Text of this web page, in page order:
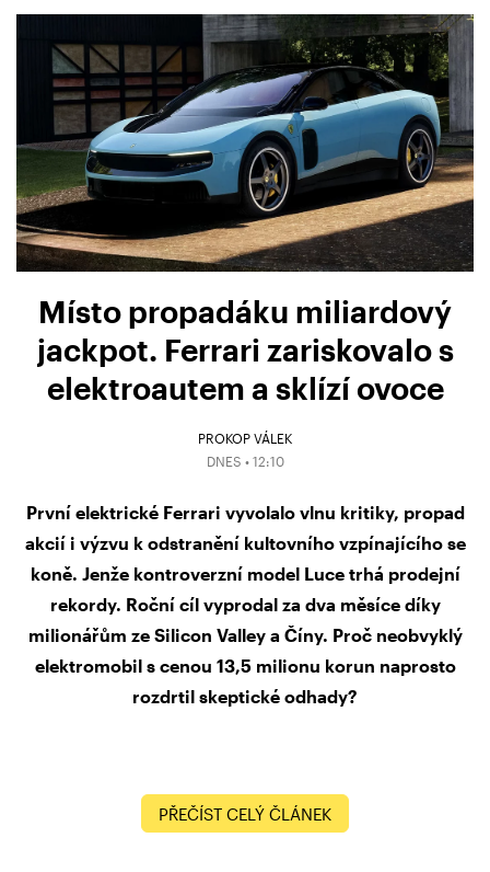
Místo propadáku miliardový
jackpot. Ferrari zariskovalo s
elektroautem a sklízí ovoce
PROKOP VÁLEK
DNES • 12:10
První elektrické Ferrari vyvolalo vlnu kritiky, propad
akcií i výzvu k odstranění kultovního vzpínajícího se
koně. Jenže kontroverzní model Luce trhá prodejní
rekordy. Roční cíl vyprodal za dva měsíce díky
milionářům ze Silicon Valley a Číny. Proč neobvyklý
elektromobil s cenou 13,5 milionu korun naprosto
rozdrtil skeptické odhady?
PŘEČÍST CELÝ ČLÁNEK